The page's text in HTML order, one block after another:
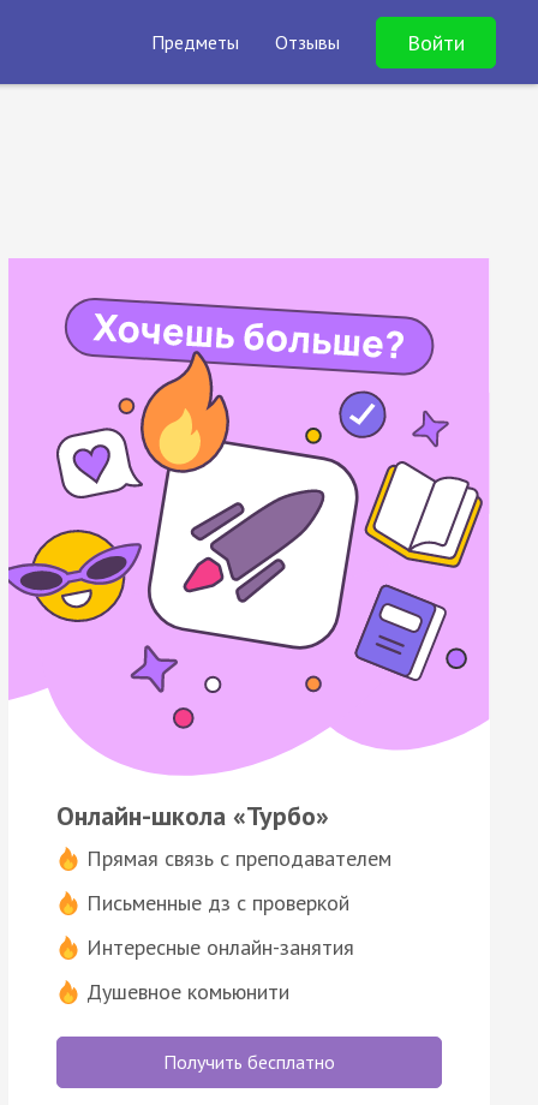
Предметы Отзывы Войти
Онлайн-школа «Турбо»
Прямая связь с преподавателем
Письменные дз с проверкой
Интересные онлайн-занятия
Душевное комьюнити
Получить бесплатно